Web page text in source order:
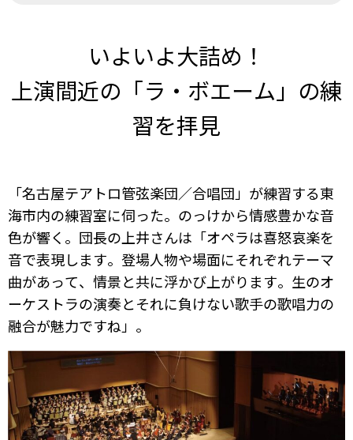
いよいよ大詰め！
上演間近の「ラ・ボエーム」の練
習を拝見
「名古屋テアトロ管弦楽団／合唱団」が練習する東
海市内の練習室に伺った。のっけから情感豊かな音
色が響く。団長の上井さんは「オペラは喜怒哀楽を
音で表現します。登場人物や場面にそれぞれテーマ
曲があって、情景と共に浮かび上がります。生のオ
ーケストラの演奏とそれに負けない歌手の歌唱力の
融合が魅力ですね」。